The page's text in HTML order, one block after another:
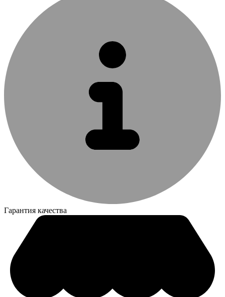
Гарантия качества